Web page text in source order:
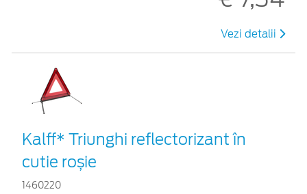
Vezi detalii
Kalff* Triunghi reflectorizant în
cutie roșie
1460220